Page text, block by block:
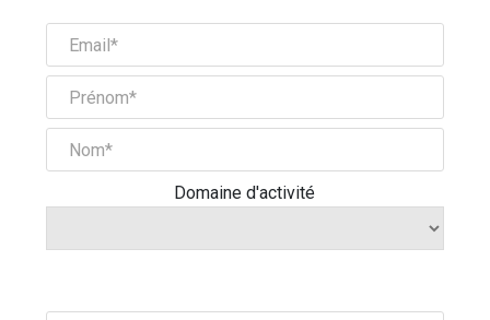
Domaine d'activité